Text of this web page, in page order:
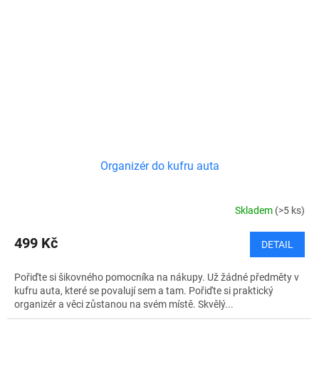
Organizér do kufru auta
Skladem (>5 ks)
499 Kč DETAIL
Pořiďte si šikovného pomocníka na nákupy. Už žádné předměty v
kufru auta, které se povalují sem a tam. Pořiďte si praktický
organizér a věci zůstanou na svém místě. Skvělý...